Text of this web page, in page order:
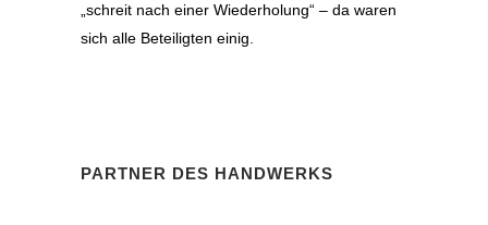
„schreit nach einer Wiederholung“ – da waren
sich alle Beteiligten einig.
PARTNER DES HANDWERKS